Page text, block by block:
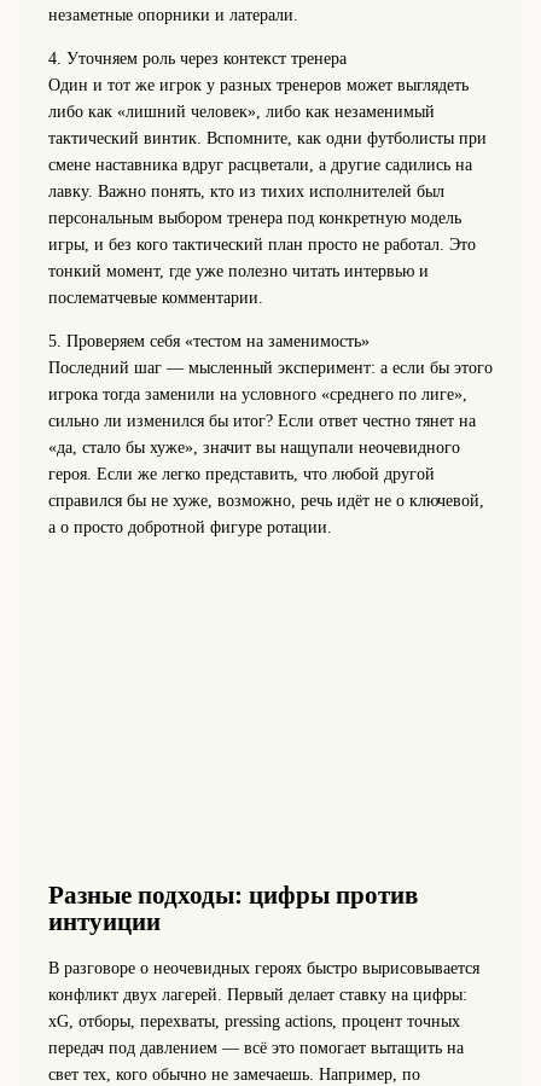
незаметные опорники и латерали.
4. Уточняем роль через контекст тренера
Один и тот же игрок у разных тренеров может выглядеть
либо как «лишний человек», либо как незаменимый
тактический винтик. Вспомните, как одни футболисты при
смене наставника вдруг расцветали, а другие садились на
лавку. Важно понять, кто из тихих исполнителей был
персональным выбором тренера под конкретную модель
игры, и без кого тактический план просто не работал. Это
тонкий момент, где уже полезно читать интервью и
послематчевые комментарии.
5. Проверяем себя «тестом на заменимость»
Последний шаг — мысленный эксперимент: а если бы этого
игрока тогда заменили на условного «среднего по лиге»,
сильно ли изменился бы итог? Если ответ честно тянет на
«да, стало бы хуже», значит вы нащупали неочевидного
героя. Если же легко представить, что любой другой
справился бы не хуже, возможно, речь идёт не о ключевой,
а о просто добротной фигуре ротации.
Разные подходы: цифры против
интуиции
В разговоре о неочевидных героях быстро вырисовывается
конфликт двух лагерей. Первый делает ставку на цифры:
xG, отборы, перехваты, pressing actions, процент точных
передач под давлением — всё это помогает вытащить на
свет тех, кого обычно не замечаешь. Например, по